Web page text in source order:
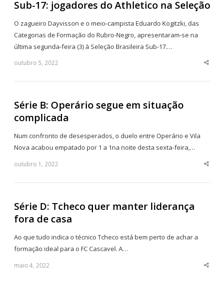
Sub-17: jogadores do Athletico na Seleção
O zagueiro Dayvisson e o meio-campista Eduardo Kogitzki, das
Categorias de Formação do Rubro-Negro, apresentaram-se na
última segunda-feira (3) à Seleção Brasileira Sub-17.…
outubro 5, 2022
Série B: Operário segue em situação
complicada
Num confronto de desesperados, o duelo entre Operário e Vila
Nova acabou empatado por 1 a 1na noite desta sexta-feira,…
outubro 1, 2022
Série D: Tcheco quer manter liderança
fora de casa
Ao que tudo indica o técnico Tcheco está bem perto de achar a
formação ideal para o FC Cascavel. A…
maio 4, 2022